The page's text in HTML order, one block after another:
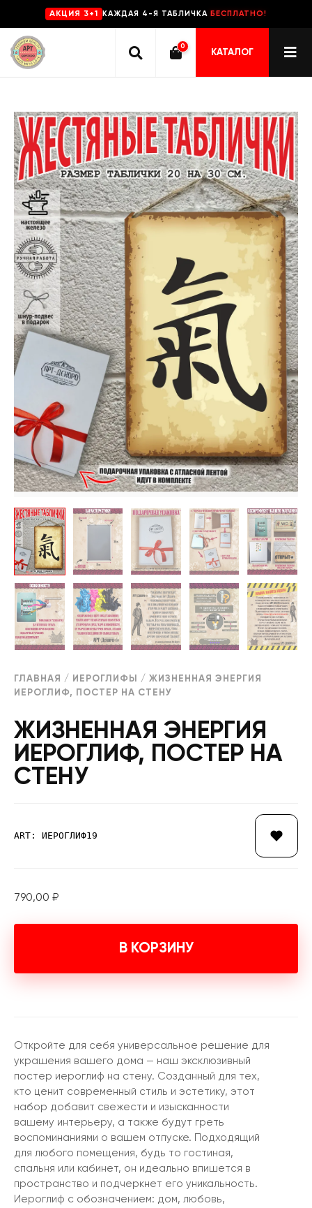
AKЦИЯ 3+1 КАЖДАЯ 4-Я ТАБЛИЧКА БЕСПЛАТНО!
0
КАТАЛОГ
ГЛАВНАЯ / ИЕРОГЛИФЫ
/ ЖИЗНЕННАЯ ЭНЕРГИЯ
ИЕРОГЛИФ, ПОСТЕР НА СТЕНУ
ЖИЗНЕННАЯ ЭНЕРГИЯ
ИЕРОГЛИФ, ПОСТЕР НА
СТЕНУ
ART: ИЕРОГЛИФ19
790,00 ₽
В КОРЗИНУ
Откройте для себя универсальное решение для
украшения вашего дома — наш эксклюзивный
постер иероглиф на стену. Созданный для тех,
кто ценит современный стиль и эстетику, этот
набор добавит свежести и изысканности
вашему интерьеру, а также будут греть
воспоминаниями о вашем отпуске. Подходящий
для любого помещения, будь то гостиная,
спальня или кабинет, он идеально впишется в
пространство и подчеркнет его уникальность.
Иероглиф с обозначением: дом, любовь,